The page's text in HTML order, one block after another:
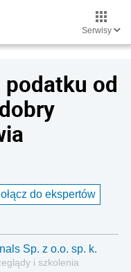
Serwisy
od
do ekspertów
Sp. z o.o. sp. k.
i szkolenia